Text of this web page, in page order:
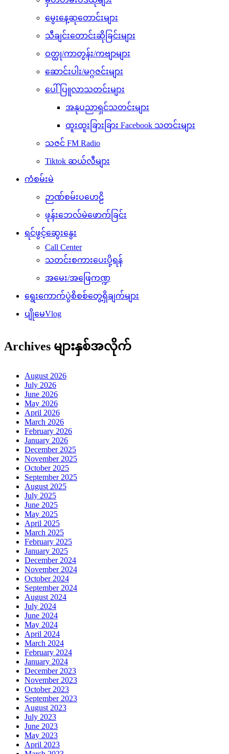
မွေးနေ့ဆုတောင်းများ
သီချင်းတောင်းဆိုခြင်းများ
ဝတ္ထု/ကာတွန်း/ကဗျာများ
ဆောင်းပါး/မဂ္ဂဇင်းများ
ပေါ်ပြူလာသတင်းများ
အနုပညာရှင်သတင်းများ
ထူးထူးခြားခြား Facebook သတင်းများ
သဇင် FM Radio
Tiktok ဆယ်လီများ
ကံစမ်းမဲ
ဉာဏ်စမ်းပဟေဠိ
ဖုန်းဘေလ်မဲဖောက်ခြင်း
ရင်ဖွင့်ဆွေးနွေး
Call Center
သတင်းစကားပေးပို့ရန်
အမေး/အဖြေကဏ္ဍ
ရွေးကောက်ပွဲစိစစ်တွေ့ရှိချက်များ
ပျိုမေVlog
Archives များနှစ်အလိုက်
August 2026
July 2026
June 2026
May 2026
April 2026
March 2026
February 2026
January 2026
December 2025
November 2025
October 2025
September 2025
August 2025
July 2025
June 2025
May 2025
April 2025
March 2025
February 2025
January 2025
December 2024
November 2024
October 2024
September 2024
August 2024
July 2024
June 2024
May 2024
April 2024
March 2024
February 2024
January 2024
December 2023
November 2023
October 2023
September 2023
August 2023
July 2023
June 2023
May 2023
April 2023